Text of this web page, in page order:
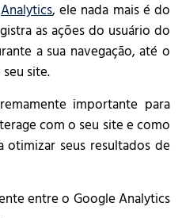
Analytics, ele nada mais é do
as ações do usuário do
a sua navegação, até o
site.
importante para
com o seu site e como
otimizar seus resultados de
entre o Google Analytics